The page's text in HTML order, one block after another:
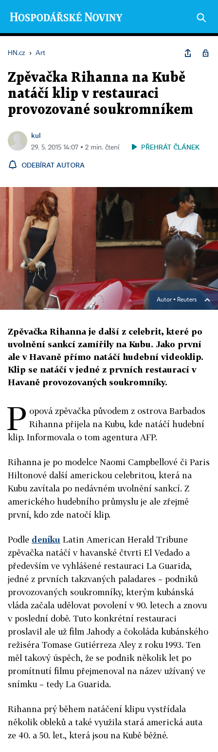
HN.cz › Art
Zpěvačka Rihanna na Kubě
natáčí klip v restauraci
provozované soukromníkem
kul
29. 5. 2015 14:07 ▪ 2 min. čtení PŘEHRÁT ČLÁNEK
ODEBÍRAT AUTORA
Autor ▪ Reuters
Zpěvačka Rihanna je další z celebrit, které po
uvolnění sankcí zamířily na Kubu. Jako první
ale v Havaně přímo natáčí hudební videoklip.
Klip se natáčí v jedné z prvních restaurací v
Havaně provozovaných soukromníky.
P opová zpěvačka původem z ostrova Barbados
Rihanna přijela na Kubu, kde natáčí hudební
klip. Informovala o tom agentura AFP.
Rihanna je po modelce Naomi Campbellové či Paris
Hiltonové další americkou celebritou, která na
Kubu zavítala po nedávném uvolnění sankcí. Z
amerického hudebního průmyslu je ale zřejmě
první, kdo zde natočí klip.
Podle deníku Latin American Herald Tribune
zpěvačka natáčí v havanské čtvrti El Vedado a
především ve vyhlášené restauraci La Guarida,
jedné z prvních takzvaných paladares – podniků
provozovaných soukromníky, kterým kubánská
vláda začala udělovat povolení v 90. letech a znovu
v poslední době. Tuto konkrétní restauraci
proslavil ale už film Jahody a čokoláda kubánského
režiséra Tomase Gutiérreza Aley z roku 1993. Ten
měl takový úspěch, že se podnik několik let po
promítnutí filmu přejmenoval na název užívaný ve
snímku – tedy La Guarida.
Rihanna prý během natáčení klipu vystřídala
několik obleků a také využila stará americká auta
ze 40. a 50. let., která jsou na Kubě běžné.